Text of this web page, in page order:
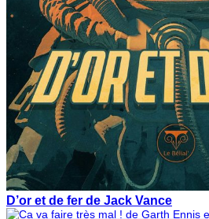
D’or et de fer de Jack Vance